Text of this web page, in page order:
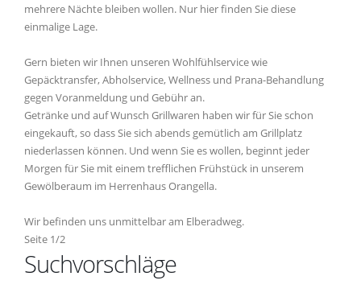
mehrere Nächte bleiben wollen. Nur hier finden Sie diese
einmalige Lage.
Gern bieten wir Ihnen unseren Wohlfühlservice wie
Gepäcktransfer, Abholservice, Wellness und Prana-Behandlung
gegen Voranmeldung und Gebühr an.
Getränke und auf Wunsch Grillwaren haben wir für Sie schon
eingekauft, so dass Sie sich abends gemütlich am Grillplatz
niederlassen können. Und wenn Sie es wollen, beginnt jeder
Morgen für Sie mit einem trefflichen Frühstück in unserem
Gewölberaum im Herrenhaus Orangella.
Wir befinden uns unmittelbar am Elberadweg.
Seite 1/2
Suchvorschläge